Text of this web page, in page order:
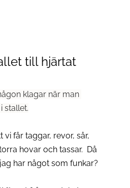
till hjärtat
klagar när man
stallet.
vi får taggar, revor, sår,
hovar och tassar.  Då
har något som funkar?